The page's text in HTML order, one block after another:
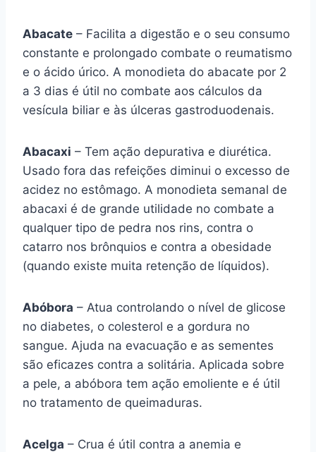
Abacate – Facilita a digestão e o seu consumo
constante e prolongado combate o reumatismo
e o ácido úrico. A monodieta do abacate por 2
a 3 dias é útil no combate aos cálculos da
vesícula biliar e às úlceras gastroduodenais.
Abacaxi – Tem ação depurativa e diurética.
Usado fora das refeições diminui o excesso de
acidez no estômago. A monodieta semanal de
abacaxi é de grande utilidade no combate a
qualquer tipo de pedra nos rins, contra o
catarro nos brônquios e contra a obesidade
(quando existe muita retenção de líquidos).
Abóbora – Atua controlando o nível de glicose
no diabetes, o colesterol e a gordura no
sangue. Ajuda na evacuação e as sementes
são eficazes contra a solitária. Aplicada sobre
a pele, a abóbora tem ação emoliente e é útil
no tratamento de queimaduras.
Acelga – Crua é útil contra a anemia e